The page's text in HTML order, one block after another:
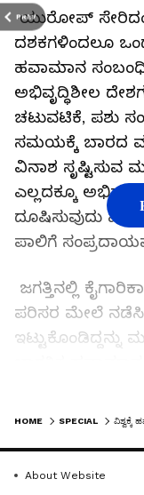
PREV
ಯುರೋಪ್‌ ಸೇರಿದಂತೆ
ದಶಕಗಳಿಂದಲೂ
ಹವಾಮಾನ
ಅಭಿವೃದ್ಧಿಶೀಲ
ಚಟುವಟಿಕೆ, ಪಶು
ಸಮಯಕ್ಕೆ ಬಾರದ
ವಿನಾಶ ಸೃಷ್ಟಿಸುವ
ಎಲ್ಲದಕ್ಕೂ
ದೂಷಿಸುವುದು
ಪಾಲಿಗೆ
ಜಗತ್ತಿನಲ್ಲಿ
ಪರಿಸರ ಮೇಲೆ
ಮಾಡುತ್ತಲೇ
HOME SPECIAL ವಿಶ್ವಕ್ಕೆ
About Website